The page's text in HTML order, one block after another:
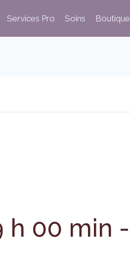
Services Pro Soins Boutique
h 00 min -